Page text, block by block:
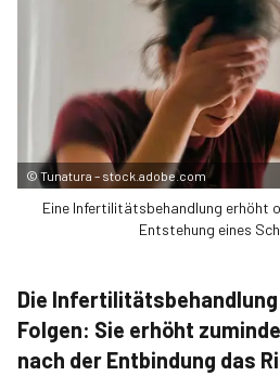
©Tunatura – stock.adobe.com
Eine Infertilitätsbehandlung erhöht
Entstehung eines
Die
Folgen: Sie erhöht
nach der Entbindung das